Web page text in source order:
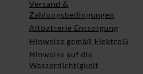
Versand &
Zahlungsbedingungen
Altbatterie Entsorgung
Hinweise gemäß ElektroG
Hinweise auf die
Wasserdichtigkeit